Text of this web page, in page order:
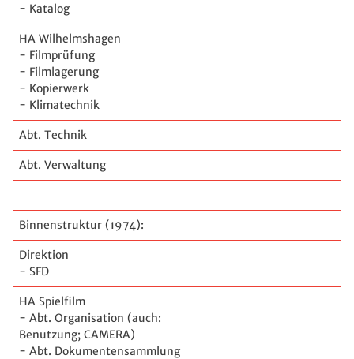
- Katalog
HA Wilhelmshagen
- Filmprüfung
- Filmlagerung
- Kopierwerk
- Klimatechnik
Abt. Technik
Abt. Verwaltung
Binnenstruktur (1974):
Direktion
- SFD
HA Spielfilm
- Abt. Organisation (auch:
Benutzung; CAMERA)
- Abt. Dokumentensammlung